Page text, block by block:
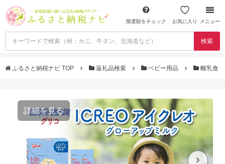
限度額をチェック お気に入り メニュー
検索
ふるさと納税ナビ TOP 返礼品検索 ベビー用品 離乳食
詳細を見る